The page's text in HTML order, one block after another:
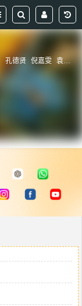
孔德贤 倪嘉雯 袁文杰